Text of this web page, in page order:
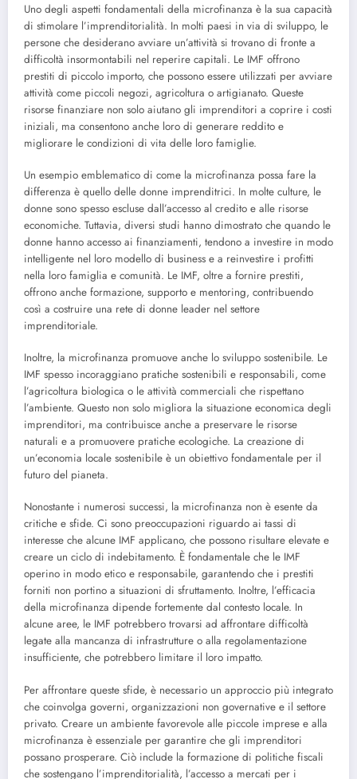
Uno degli aspetti fondamentali della microfinanza è la sua capacità
di stimolare l’imprenditorialità. In molti paesi in via di sviluppo, le
persone che desiderano avviare un’attività si trovano di fronte a
difficoltà insormontabili nel reperire capitali. Le IMF offrono
prestiti di piccolo importo, che possono essere utilizzati per avviare
attività come piccoli negozi, agricoltura o artigianato. Queste
risorse finanziare non solo aiutano gli imprenditori a coprire i costi
iniziali, ma consentono anche loro di generare reddito e
migliorare le condizioni di vita delle loro famiglie.
Un esempio emblematico di come la microfinanza possa fare la
differenza è quello delle donne imprenditrici. In molte culture, le
donne sono spesso escluse dall’accesso al credito e alle risorse
economiche. Tuttavia, diversi studi hanno dimostrato che quando le
donne hanno accesso ai finanziamenti, tendono a investire in modo
intelligente nel loro modello di business e a reinvestire i profitti
nella loro famiglia e comunità. Le IMF, oltre a fornire prestiti,
offrono anche formazione, supporto e mentoring, contribuendo
così a costruire una rete di donne leader nel settore
imprenditoriale.
Inoltre, la microfinanza promuove anche lo sviluppo sostenibile. Le
IMF spesso incoraggiano pratiche sostenibili e responsabili, come
l’agricoltura biologica o le attività commerciali che rispettano
l’ambiente. Questo non solo migliora la situazione economica degli
imprenditori, ma contribuisce anche a preservare le risorse
naturali e a promuovere pratiche ecologiche. La creazione di
un’economia locale sostenibile è un obiettivo fondamentale per il
futuro del pianeta.
Nonostante i numerosi successi, la microfinanza non è esente da
critiche e sfide. Ci sono preoccupazioni riguardo ai tassi di
interesse che alcune IMF applicano, che possono risultare elevate e
creare un ciclo di indebitamento. È fondamentale che le IMF
operino in modo etico e responsabile, garantendo che i prestiti
forniti non portino a situazioni di sfruttamento. Inoltre, l’efficacia
della microfinanza dipende fortemente dal contesto locale. In
alcune aree, le IMF potrebbero trovarsi ad affrontare difficoltà
legate alla mancanza di infrastrutture o alla regolamentazione
insufficiente, che potrebbero limitare il loro impatto.
Per affrontare queste sfide, è necessario un approccio più integrato
che coinvolga governi, organizzazioni non governative e il settore
privato. Creare un ambiente favorevole alle piccole imprese e alla
microfinanza è essenziale per garantire che gli imprenditori
possano prosperare. Ciò include la formazione di politiche fiscali
che sostengano l’imprenditorialità, l’accesso a mercati per i